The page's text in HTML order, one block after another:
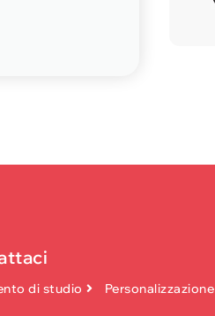
di studio Personalizzazione